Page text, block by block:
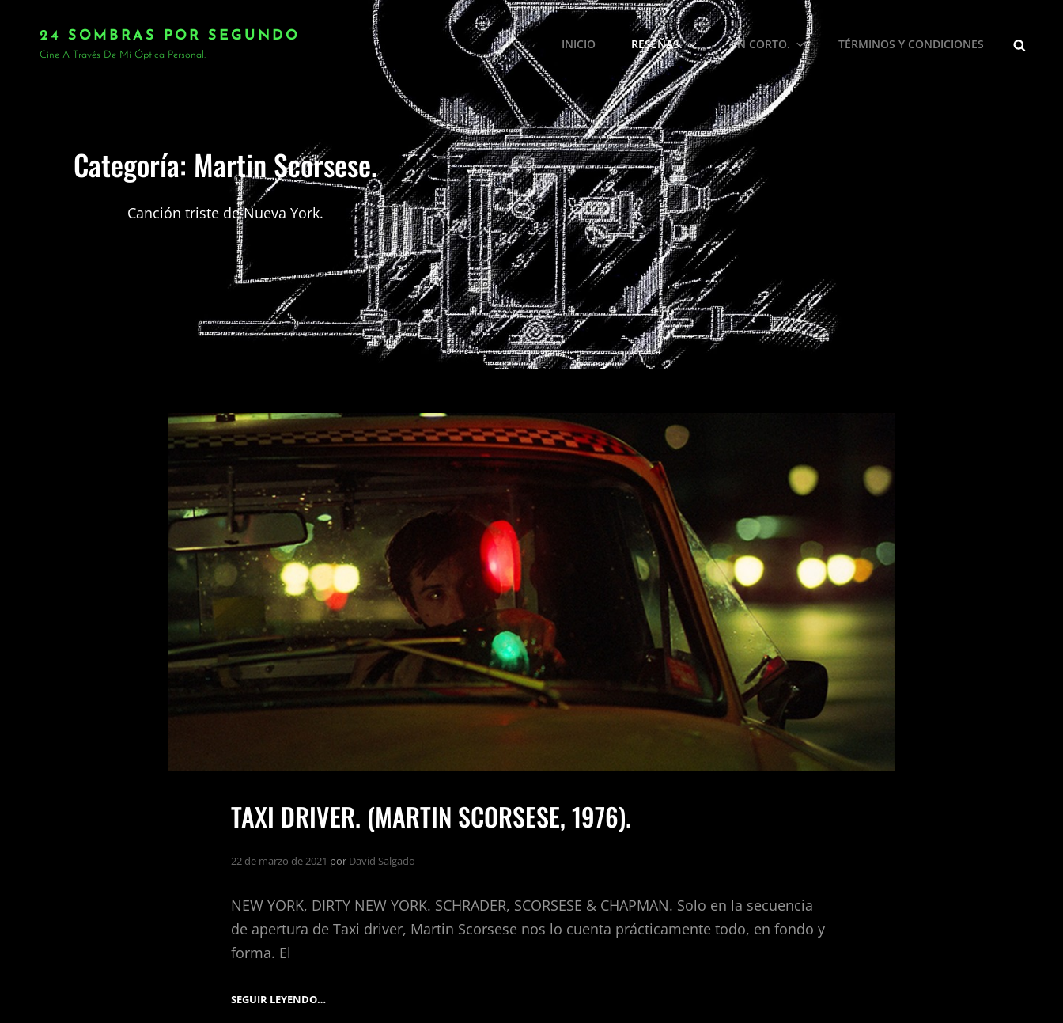
24 SOMBRAS POR SEGUNDO
Cine A Través De Mi Óptica Personal.
INICIO RESEÑAS. EN CORTO. TÉRMINOS Y CONDICIONES
Categoría: Martin Scorsese.
Canción triste de Nueva York.
TAXI DRIVER. (MARTIN SCORSESE, 1976).
22 de marzo de 2021 por David Salgado
NEW YORK, DIRTY NEW YORK. SCHRADER, SCORSESE & CHAPMAN. Solo en la secuencia
de apertura de Taxi driver, Martin Scorsese nos lo cuenta prácticamente todo, en fondo y
forma. El
SEGUIR LEYENDO…TAXI